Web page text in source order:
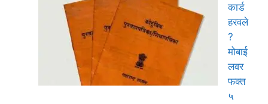
कार्ड
हरवले
?
मोबाई
लवर
फक्त
५